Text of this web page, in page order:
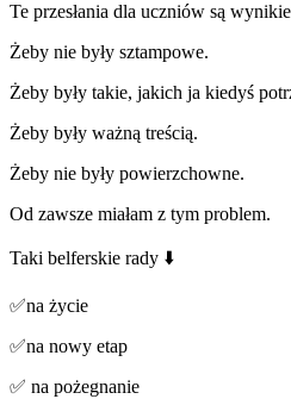
Te przesłania dla uczniów są
Żeby nie były sztampowe.
Żeby były takie, jakich ja kiedyś
Żeby były ważną treścią.
Żeby nie były powierzchowne.
Od zawsze miałam z tym problem.
Taki belferskie rady ⬇️
✅na życie
️✅na nowy etap
️✅ na pożegnanie